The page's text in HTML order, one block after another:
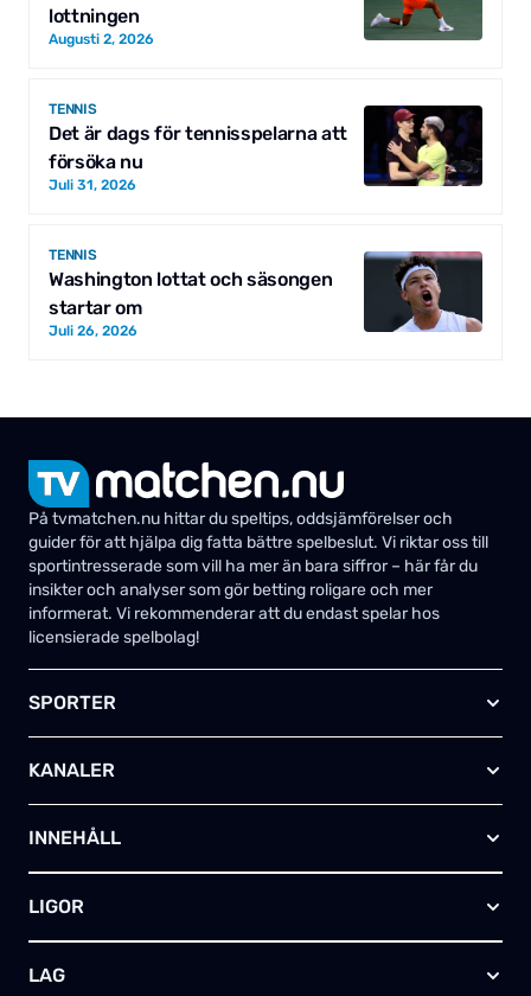
lottningen
Augusti 2, 2026
TENNIS
Det är dags för tennisspelarna att
försöka nu
Juli 31, 2026
TENNIS
Washington lottat och säsongen
startar om
Juli 26, 2026
På tvmatchen.nu hittar du speltips, oddsjämförelser och
guider för att hjälpa dig fatta bättre spelbeslut. Vi riktar oss till
sportintresserade som vill ha mer än bara siffror – här får du
insikter och analyser som gör betting roligare och mer
informerat. Vi rekommenderar att du endast spelar hos
licensierade spelbolag!
SPORTER
Ishockey
Amerikansk fotboll
Basket
Bandy
KANALER
TV4 Play Sport Total
Kanal 5
HBO Max (SE)
INNEHÅLL
Kontakta oss
Annonsera
Skapa egen TV-tablå
LIGOR
Championship
LAG